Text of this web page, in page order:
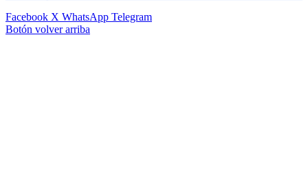
Facebook X WhatsApp Telegram
Botón volver arriba